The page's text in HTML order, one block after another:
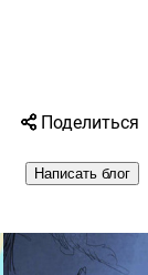
Поделиться
Написать блог